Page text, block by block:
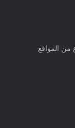
من المواقع